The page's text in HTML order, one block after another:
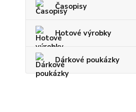
Časopisy
Hotové výrobky
Dárkové poukázky